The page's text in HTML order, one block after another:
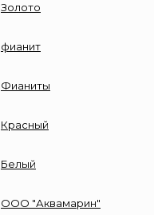
Золото
фианит
Фианиты
Красный
Белый
ООО "Аквамарин"